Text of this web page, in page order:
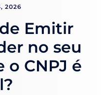
2026
Emitir
no seu
o CNPJ é